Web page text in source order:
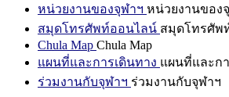
หน่วยงานของจุฬาฯ หน่วยงานของ
สมุดโทรศัพท์ออนไลน์ สมุดโทรศัพ
Chula Map Chula Map
แผนที่และการเดินทาง แผนที่และก
ร่วมงานกับจุฬาฯ ร่วมงานกับจุฬาฯ